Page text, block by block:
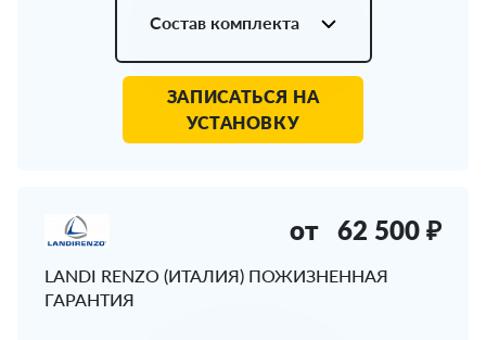
Состав комплекта
ЗАПИСАТЬСЯ НА
УСТАНОВКУ
LANDI RENZO (ИТАЛИЯ) ПОЖИЗНЕННАЯ
ГАРАНТИЯ
от 62 500 ₽